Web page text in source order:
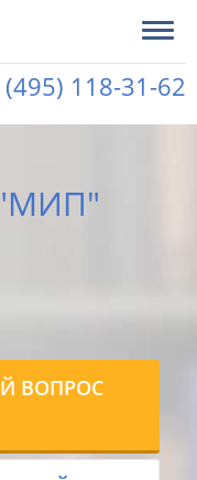
(495) 118-31-62
ВОПРОС